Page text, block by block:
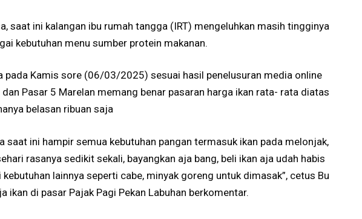
saat ini kalangan ibu rumah tangga (IRT) mengeluhkan masih tingginya
kebutuhan menu sumber protein makanan.
pada Kamis sore (06/03/2025) sesuai hasil penelusuran media online
Pasar 5 Marelan memang benar pasaran harga ikan rata- rata diatas
belasan ribuan saja
saat ini hampir semua kebutuhan pangan termasuk ikan pada melonjak,
rasanya sedikit sekali, bayangkan aja bang, beli ikan aja udah habis
lainnya seperti cabe, minyak goreng untuk dimasak”, cetus Bu
ikan di pasar Pajak Pagi Pekan Labuhan berkomentar.